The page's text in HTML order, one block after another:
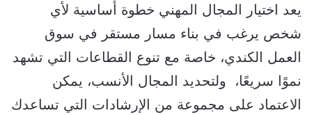
يعد اختيار المجال المهني خطوة أساسية لأي
شخص يرغب في بناء مسار مستقر في سوق
العمل الكندي، خاصة مع تنوع القطاعات التي تشهد
نموًا سريعًا، ولتحديد المجال الأنسب، يمكن
الاعتماد على مجموعة من الإرشادات التي تساعدك